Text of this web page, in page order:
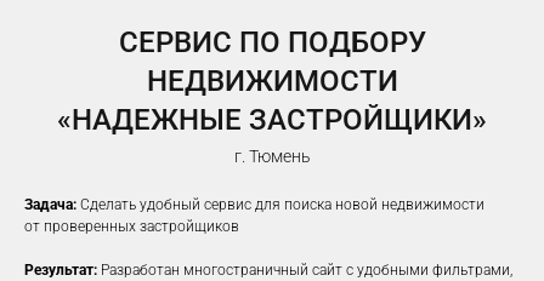
СЕРВИС ПО ПОДБОРУ
НЕДВИЖИМОСТИ
«НАДЕЖНЫЕ ЗАСТРОЙЩИКИ»
г. Тюмень
Задача: Сделать удобный сервис для поиска новой недвижимости
от проверенных застройщиков
Результат: Разработан многостраничный сайт с удобными фильтрами,